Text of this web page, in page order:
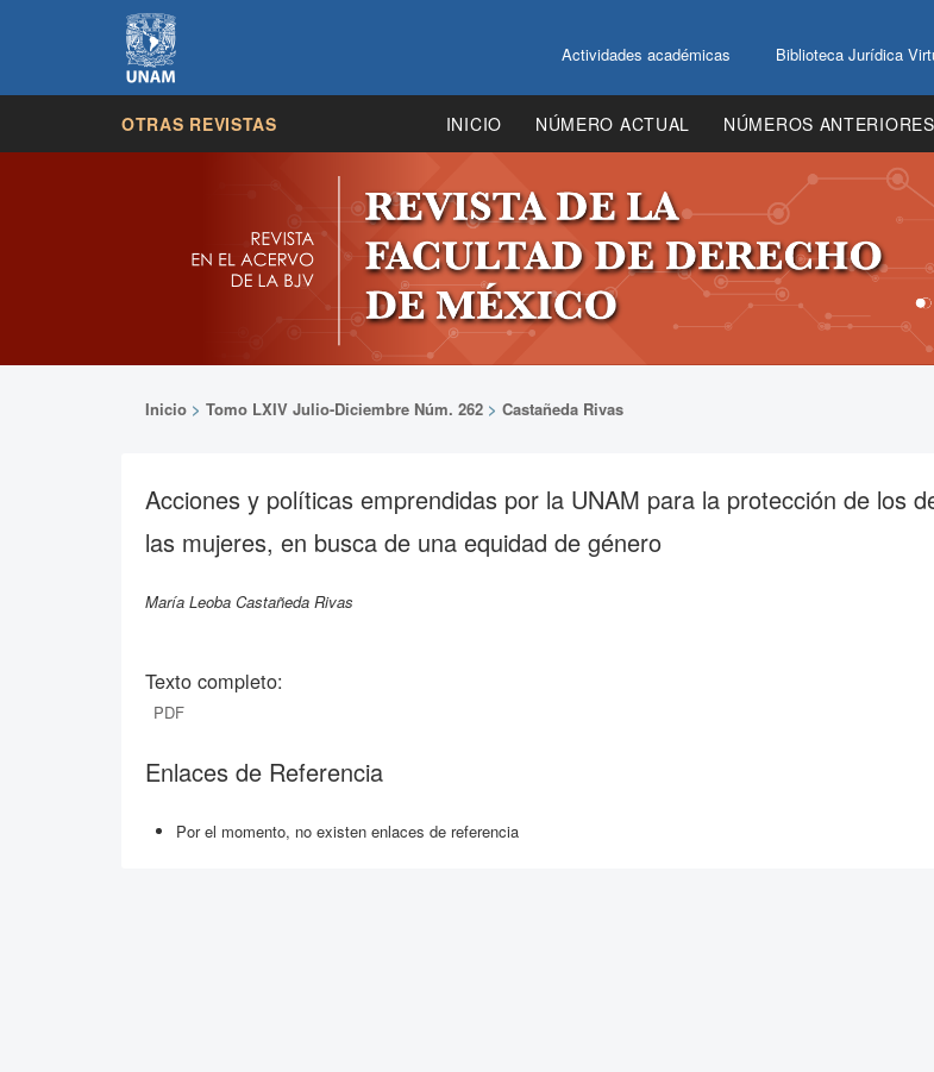
Actividades académicas Biblioteca Jurídica
OTRAS REVISTAS INICIO NÚMERO ACTUAL NÚMEROS ANTERIORES
Inicio > Tomo LXIV Julio-Diciembre Núm. 262 > Castañeda Rivas
Acciones y políticas emprendidas por la UNAM para la protección de los
las mujeres, en busca de una equidad de género
María Leoba Castañeda Rivas
Texto completo:
PDF
Enlaces de Referencia
Por el momento, no existen enlaces de referencia